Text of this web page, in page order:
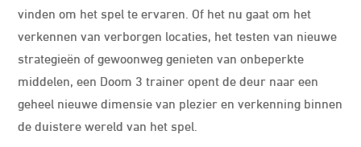
vinden om het spel te ervaren. Of het nu gaat om het
verkennen van verborgen locaties, het testen van nieuwe
strategieën of gewoonweg genieten van onbeperkte
middelen, een Doom 3 trainer opent de deur naar een
geheel nieuwe dimensie van plezier en verkenning binnen
de duistere wereld van het spel.